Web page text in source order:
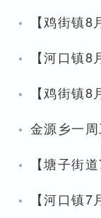
· 【鸡街镇8
· 【河口镇8
· 【鸡街镇8
· 金源乡一
· 【塘子街
· 【河口镇7